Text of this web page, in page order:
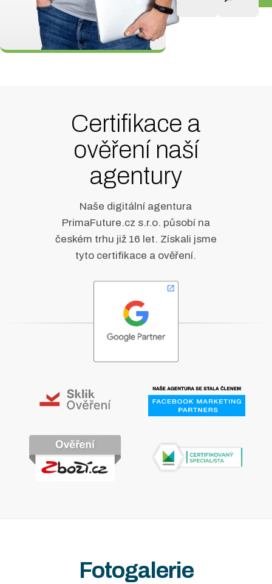
Certifikace a
ověření naší
agentury
Naše digitální agentura
PrimaFuture.cz s.r.o. působí na
českém trhu již 16 let. Získali jsme
tyto certifikace a ověření.
Fotogalerie